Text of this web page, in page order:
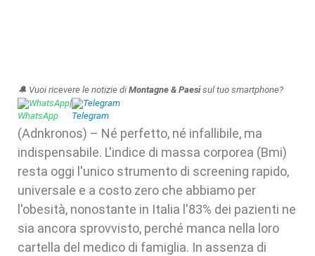
🔔 Vuoi ricevere le notizie di Montagne & Paesisul tuo smartphone?
WhatsApp| Telegram
(Adnkronos) – Né perfetto, né infallibile, ma
indispensabile. L'indice di massa corporea (Bmi)
resta oggi l'unico strumento di screening rapido,
universale e a costo zero che abbiamo per
l'obesità, nonostante in Italia l'83% dei pazienti ne
sia ancora sprovvisto, perché manca nella loro
cartella del medico di famiglia. In assenza di